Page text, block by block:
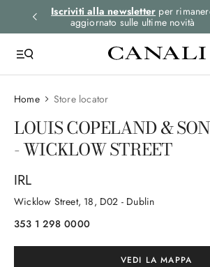
Iscriviti alla newsletter per
aggiornato sulle ultime novità
Home Store locator
LOUIS COPELAND &
- WICKLOW STREET
IRL
Wicklow Street, 18, D02 - Dublin
353 1 298 0000
VEDI LA MAPPA